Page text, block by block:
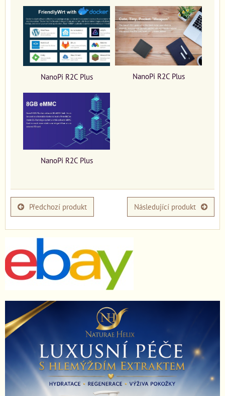
NanoPi R2C Plus NanoPi R2C Plus
NanoPi R2C Plus
Předchozí produkt Následující produkt